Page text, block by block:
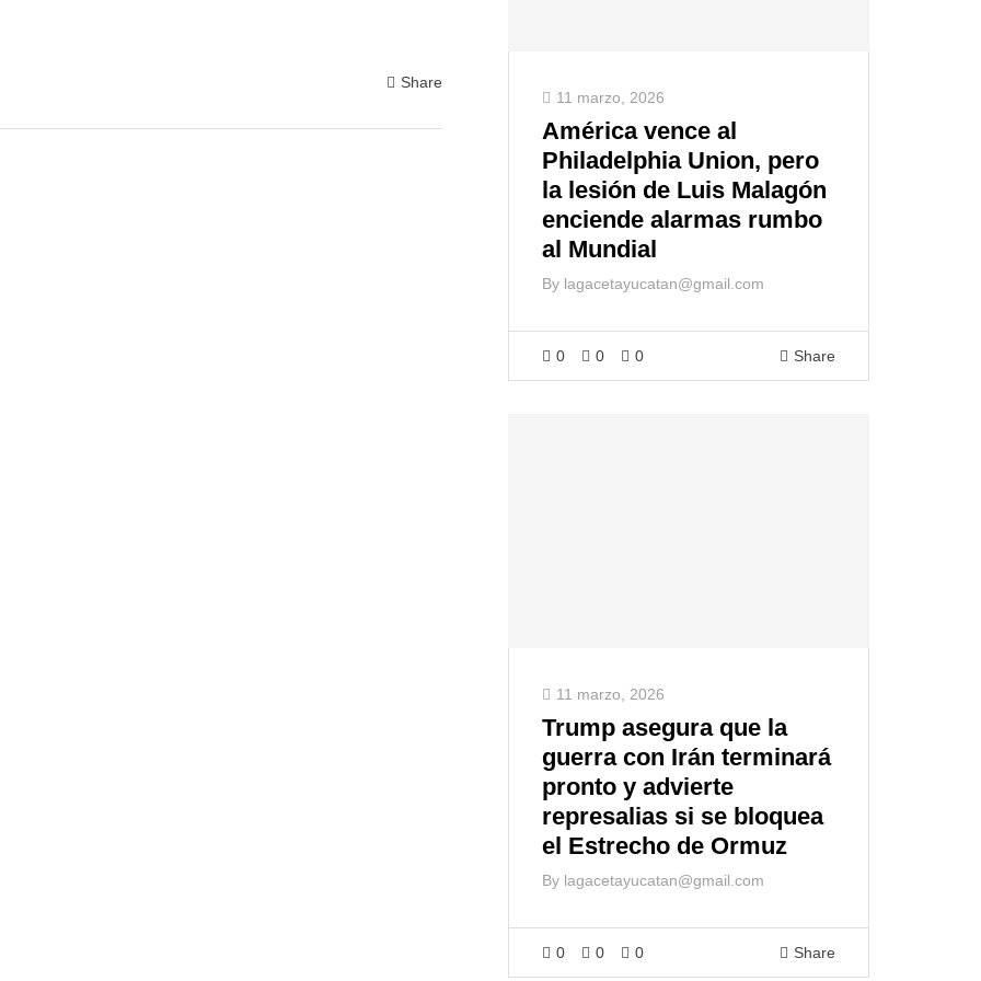
Share
11 marzo, 2026
América vence al
Philadelphia Union, pero
la lesión de Luis Malagón
enciende alarmas rumbo
al Mundial
By lagacetayucatan@gmail.com
0 0 0 Share
11 marzo, 2026
Trump asegura que la
guerra con Irán terminará
pronto y advierte
represalias si se bloquea
el Estrecho de Ormuz
By lagacetayucatan@gmail.com
0 0 0 Share